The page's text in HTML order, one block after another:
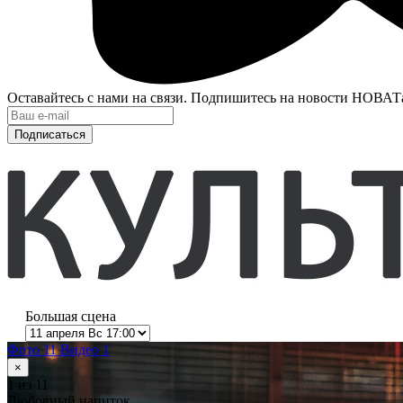
Оставайтесь с нами на связи. Подпишитесь на новости
Подписаться
Большая сцена
Фото 11Видео 1
×
из 11